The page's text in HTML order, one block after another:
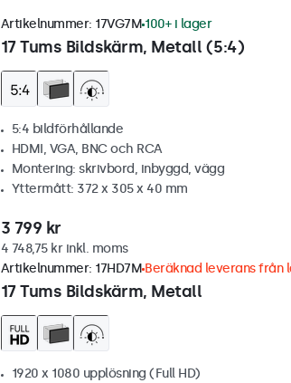
17 Tums Bildskärm, Metall (5:4)
Artikelnummer: 17VG7M 100+ i lager
5:4 bildförhållande
HDMI, VGA, BNC och RCA
Montering: skrivbord, inbyggd, vägg
Yttermått: 372 x 305 x 40 mm
3 799 kr
4 748,75 kr inkl. moms
17 Tums Bildskärm, Metall
Artikelnummer: 17HD7M Beräknad leverans från
1920 x 1080 upplösning (Full HD)